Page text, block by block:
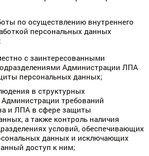
по осуществлению внутреннего
персональных данных
с заинтересованными
Администрации ЛПА
персональных данных;
в структурных
требований
и ЛПА в сфере защиты
а также контроль наличия
условий, обеспечивающих
данных и исключающих
доступ к ним;